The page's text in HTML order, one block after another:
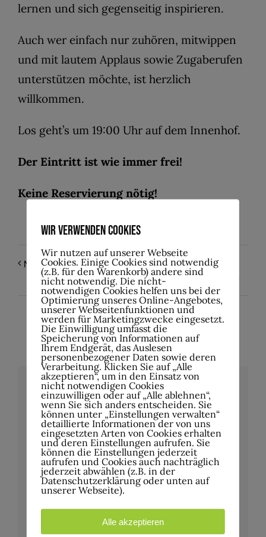
lernen und sich gegenseitig inspirieren.
Auch wer einfach nur zuhören, mitwippen
und mit lautem Applaus sowie Zugaberufen
unterstützen möchte, ist herzlich
willkommen.
Los geht’s um 19:00 Uhr auf dem Innenhof.
Der Eintritt ist wie immer frei!
Keine Reservierung nötig!
Noctide Fest Vol. 2
Even the Losers – Tom
Petty Tribute
Details
Datum:
30.Oktober
Zeit:
19:00
Veranstaltungskategorien:
JamSession
Wir verwenden Cookies
Wir nutzen auf unserer Webseite
Cookies. Einige Cookies sind notwendig
(z.B. für den Warenkorb) andere sind
nicht notwendig. Die nicht-
notwendigen Cookies helfen uns bei der
Optimierung unseres Online-Angebotes,
unserer Webseitenfunktionen und
werden für Marketingzwecke eingesetzt.
Die Einwilligung umfasst die
Speicherung von Informationen auf
Ihrem Endgerät, das Auslesen
personenbezogener Daten sowie deren
Verarbeitung. Klicken Sie auf „Alle
akzeptieren“, um in den Einsatz von
nicht notwendigen Cookies
einzuwilligen oder auf „Alle ablehnen“,
wenn Sie sich anders entscheiden. Sie
können unter „Einstellungen verwalten“
detaillierte Informationen der von uns
eingesetzten Arten von Cookies erhalten
und deren Einstellungen aufrufen. Sie
können die Einstellungen jederzeit
aufrufen und Cookies auch nachträglich
jederzeit abwählen (z.B. in der
Datenschutzerklärung oder unten auf
unserer Webseite).
Alle akzeptieren